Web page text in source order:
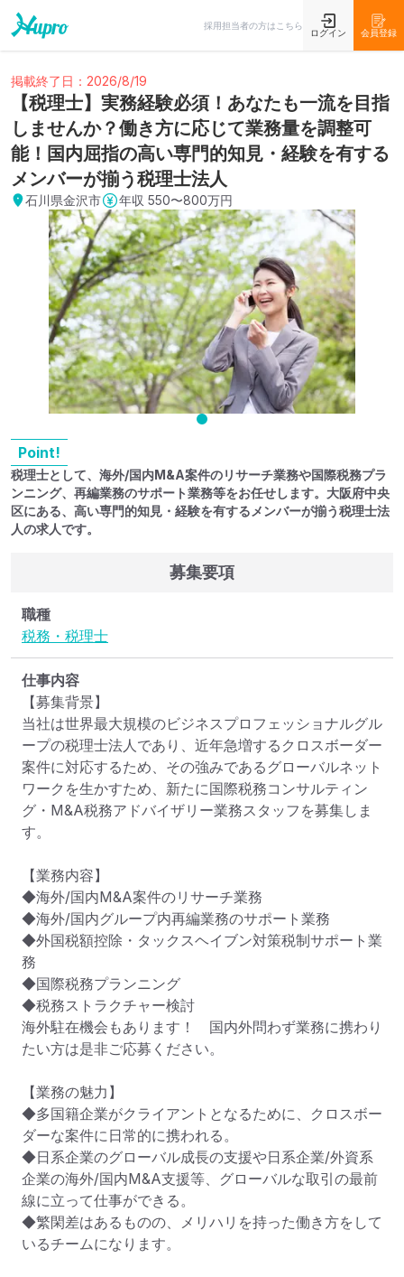
採用担当者の方はこちら
ログイン 会員登録
掲載終了日：2026/8/19
【税理士】実務経験必須！あなたも一流を目指
しませんか？働き方に応じて業務量を調整可
能！国内屈指の高い専門的知見・経験を有する
メンバーが揃う税理士法人
石川県金沢市 年収 550〜800万円
Point!
税理士として、海外/国内M&A案件のリサーチ業務や国際税務プラ
ンニング、再編業務のサポート業務等をお任せします。大阪府中央
区にある、高い専門的知見・経験を有するメンバーが揃う税理士法
人の求人です。
募集要項
職種
税務・税理士
仕事内容
【募集背景】
当社は世界最大規模のビジネスプロフェッショナルグル
ープの税理士法人であり、近年急増するクロスボーダー
案件に対応するため、その強みであるグローバルネット
ワークを生かすため、新たに国際税務コンサルティン
グ・M&A税務アドバイザリー業務スタッフを募集しま
す。
【業務内容】
◆海外/国内M&A案件のリサーチ業務
◆海外/国内グループ内再編業務のサポート業務
◆外国税額控除・タックスヘイブン対策税制サポート業
務
◆国際税務プランニング
◆税務ストラクチャー検討
海外駐在機会もあります！　国内外問わず業務に携わり
たい方は是非ご応募ください。
【業務の魅力】
◆多国籍企業がクライアントとなるために、クロスボー
ダーな案件に日常的に携われる。
◆日系企業のグローバル成長の支援や日系企業/外資系
企業の海外/国内M&A支援等、グローバルな取引の最前
線に立って仕事ができる。
◆繁閑差はあるものの、メリハリを持った働き方をして
いるチームになります。